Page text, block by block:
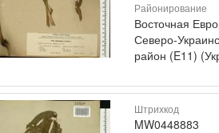
Районирование
Восточная
Северо-
район (E11)
Штрихкод
MW0448883